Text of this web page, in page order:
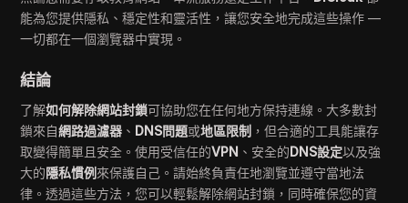
能為您提供隱私、穩定性和靈活性，讓您安全地完成這些操作 —
一切都在一個瀏覽器中實現。
結論
了解如何解除網站封鎖可協助您在任何地方保持連線。大多數封
鎖來自網路過濾器 、 DNS問題或地區限制 ，但合適的工具能讓存
取變得簡單且安全。使用受信任的VPN 、安全的DNS設定以及強
大的隱私慣例 來保護自己。請始終負責任地瀏覽並遵守當地法
律。透過這些方法，您可以輕鬆解除網站封鎖，同時確保您的資